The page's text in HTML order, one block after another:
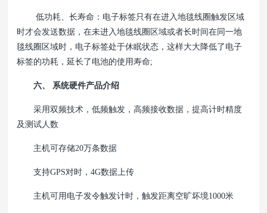
低功耗、长寿命：电子标签只有在进入地毯线圈触发区域
时才会发送数据，在未进入地毯线圈区域或者长时间在同一地
毯线圈区域时，电子标签处于休眠状态，这样大大降低了电子
标签的功耗，延长了电池的使用寿命;
六、 系统硬件产品介绍
采用双频技术，低频触发，高频接收数据，提高计时精度
及测试人数
主机可存储20万条数据
支持GPS对时，4G数据上传
主机可用电子发令触发计时，触发距离空旷坏境1000米